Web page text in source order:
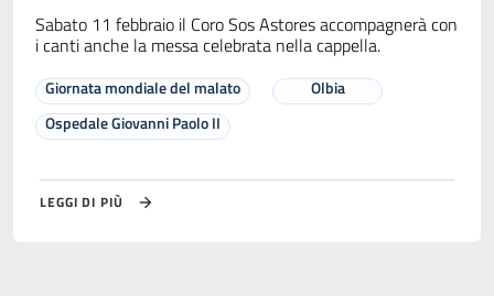
Sabato 11 febbraio il Coro Sos Astores accompagnerà con
i canti anche la messa celebrata nella cappella.
Giornata mondiale del malato
Olbia
Ospedale Giovanni Paolo II
LEGGI DI PIÙ